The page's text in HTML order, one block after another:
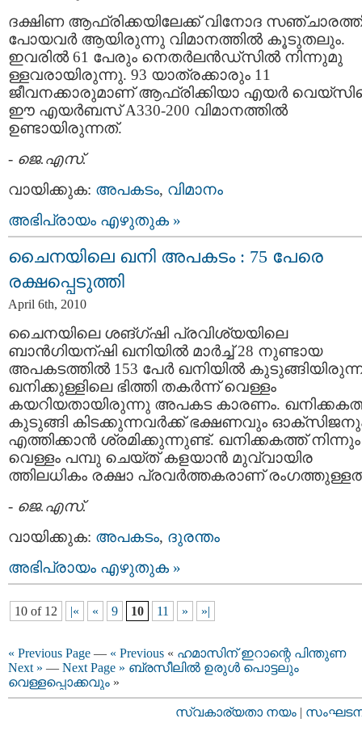
ദക്ഷിണ ആഫ്രിക്കയിലേക്ക് വിനോദ
പോയവര്‍ ആയിരുന്നു വിമാനത്തില്‍ കൂടുതലും.
ഇവരില്‍ 61 പേരും നെതര്‍ലന്‍ഡ്സില്‍ നിന്നുമു
ള്ളവരായിരുന്നു. 93 യാത്രക്കാരും 11
ജീവനക്കാരുമാണ് ആഫ്രിക്കിയാ എയര്‍
ഈ എയര്‍ബസ്‌ A330-200 വിമാനത്തില്‍
ഉണ്ടായിരുന്നത്.
- ജെ.എസ്.
വായിക്കുക: അപകടം, വിമാനം
അഭിപ്രായം എഴുതുക »
ചൈനയിലെ ഖനി അപകടം : 75 പേരെ
രക്ഷപ്പെടുത്തി
April 6th, 2010
ചൈനയിലെ ശങ്ഗ്ഷി പ്രവിശ്യയിലെ
ബാന്‍ഗിയന്ഷി ഖനിയില്‍ മാര്‍ച്ച് 28 നുണ്ടായ
അപകടത്തില്‍ 153 പേര്‍ ഖനിയില്‍
ഖനിക്കുള്ളിലെ ഭിത്തി തകര്‍ന്ന് വെള്ളം
കയറിയതായിരുന്നു അപകട കാരണം.
കുടുങ്ങി കിടക്കുന്നവര്‍ക്ക് ഭക്ഷണവും
എത്തിക്കാന്‍ ശ്രമിക്കുന്നുണ്ട്. ഖനിക്കകത്ത് നിന്നും
വെള്ളം പമ്പു ചെയ്ത് കളയാന്‍ മുവ്വായിര
ത്തിലധികം രക്ഷാ പ്രവര്‍ത്തകരാണ്
- ജെ.എസ്.
വായിക്കുക: അപകടം, ദുരന്തം
അഭിപ്രായം എഴുതുക »
10 of 12 |« « 9 10 11 » »|
« Previous Page — « Previous « ഹമാസിന് ഇറാന്റെ പിന്തുണ
Next » — Next Page » ബ്രസീലില്‍ ഉരുള്‍ പൊട്ടലും
വെള്ളപ്പൊക്കവും »
സ്വകാര്യതാ നയം |